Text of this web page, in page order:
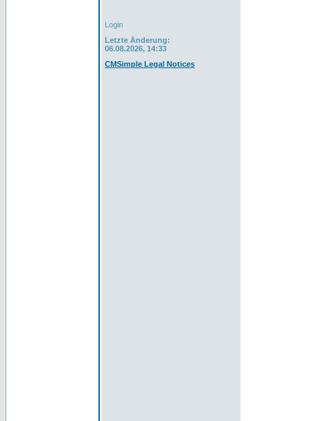
Login
Letzte Änderung:
06.08.2026, 14:33
CMSimple Legal Notices